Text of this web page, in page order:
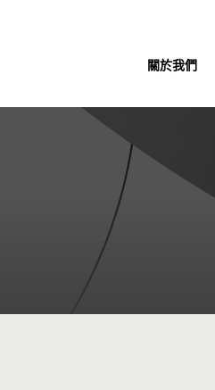
關於我們